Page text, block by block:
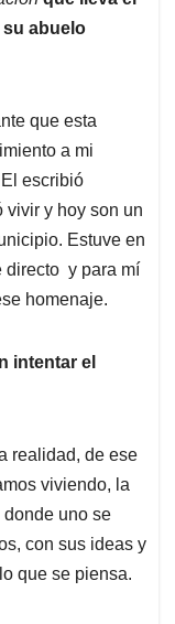
abuelo
que esta
a mi
escribió
vivir y hoy son un
Estuve en
directo y para mí
homenaje.
intentar el
realidad, de ese
viviendo, la
uno se
con sus ideas y
que se piensa.